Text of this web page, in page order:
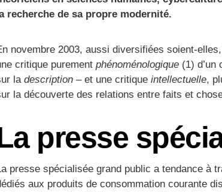
recherche de sa propre modernité.
novembre 2003, aussi diversifiées soient-
critique purement phénoménologique(1) d’un
la description– et une critique intellectuelle,
la découverte des relations entre faits et
presse
presse spécialisée grand public a tendance à
aux produits de consommation courante